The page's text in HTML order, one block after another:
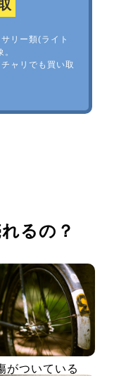
リー類(ライト
ャリでも買い取
るの？
がついている